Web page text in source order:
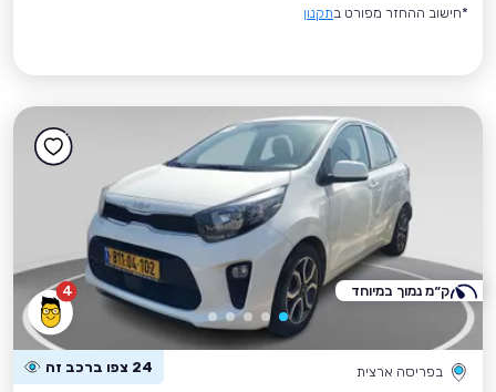
*חישוב ההחזר מפורט בתקנון
4
בפריסה ארצית 24 צפו ברכב זה
ק״מ נמוך במיוחד